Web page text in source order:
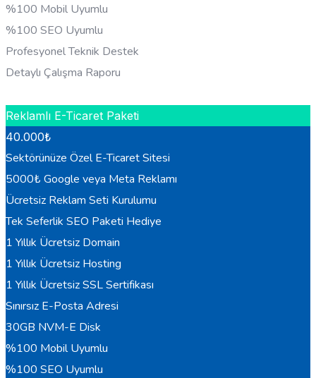
%100 Mobil Uyumlu
%100 SEO Uyumlu
Profesyonel Teknik Destek
Detaylı Çalışma Raporu
Reklamlı E-Ticaret Paketi
40.000₺
Sektörünüze Özel E-Ticaret Sitesi
5000₺ Google veya Meta Reklamı
Ücretsiz Reklam Seti Kurulumu
Tek Seferlik SEO Paketi Hediye
1 Yıllık Ücretsiz Domain
1 Yıllık Ücretsiz Hosting
1 Yıllık Ücretsiz SSL Sertifikası
Sınırsız E-Posta Adresi
30GB NVM-E Disk
%100 Mobil Uyumlu
%100 SEO Uyumlu